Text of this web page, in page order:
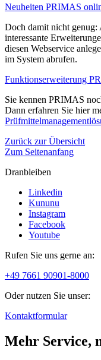
Neuheiten PRIMAS
Doch damit nicht
interessante
diesen Webservice
im System abrufen.
Funktionserweiterung
Sie kennen PRIMAS
Dann erfahren Sie hier
Zurück zur Übersicht
Zum Seitenanfang
Dranbleiben
Linkedin
Kununu
Instagram
Facebook
Youtube
Rufen Sie uns gerne an:
+49 7661 90901-8000
Oder nutzen Sie unser:
Kontaktformular
Mehr Service,